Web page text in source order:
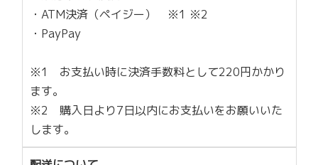
・ATM決済（ペイジー） ※1 ※2
・PayPay
※1 お支払い時に決済手数料として220円かかり
ます。
※2 購入日より7日以内にお支払いをお願いいた
します。